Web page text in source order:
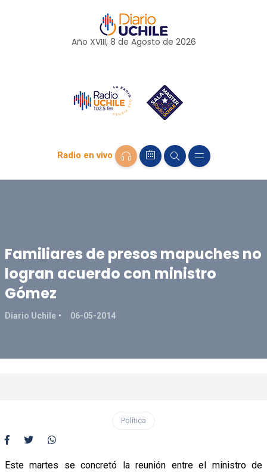
Año XVIII, 8 de Agosto de 2026
Radio en vivo
Familiares de presos mapuches no
logran acuerdo con ministro
Gómez
Diario Uchile 06-05-2014
Política
Este martes se concretó la reunión entre el ministro de